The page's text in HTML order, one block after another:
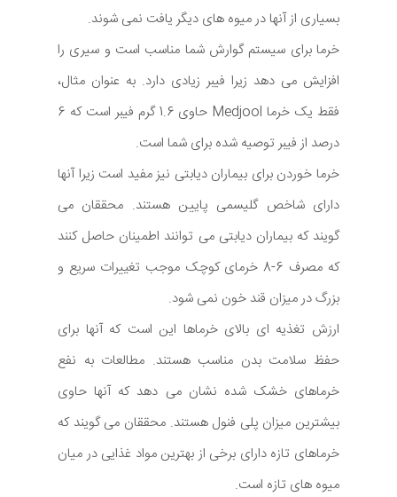
بسیاری از آنها در میوه های دیگر یافت نمی شوند.
خرما برای سیستم گوارش شما مناسب است و سیری را
افزایش می دهد زیرا فیبر زیادی دارد. به عنوان مثال،
فقط یک خرما Medjool حاوی 1.6 گرم فیبر است که 6
درصد از فیبر توصیه شده برای شما است.
خرما خوردن برای بیماران دیابتی نیز مفید است زیرا آنها
دارای شاخص گلیسمی پایین هستند. محققان می
گویند که بیماران دیابتی می توانند اطمینان حاصل کنند
که مصرف 6-8 خرمای کوچک موجب تغییرات سریع و
بزرگ در میزان قند خون نمی شود.
ارزش تغذیه ای بالای خرماها این است که آنها برای
حفظ سلامت بدن مناسب هستند. مطالعات به نفع
خرماهای خشک شده نشان می دهد که آنها حاوی
بیشترین میزان پلی فنول هستند. محققان می گویند که
خرماهای تازه دارای برخی از بهترین مواد غذایی در میان
میوه های تازه است.